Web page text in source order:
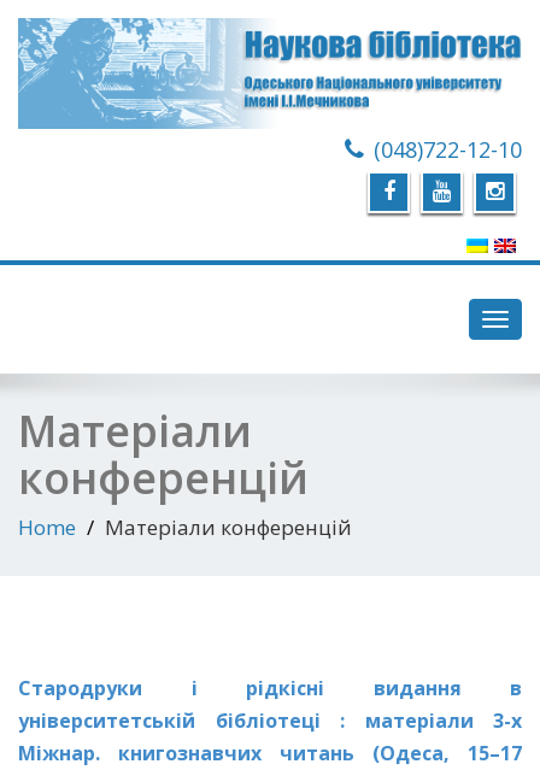
(048)722-12-10
Матеріали
конференцій
Home Матеріали конференцій
Стародруки і рідкісні видання в
університетській бібліотеці : матеріали 3-х
Міжнар. книгознавчих читань (Одеса, 15–17